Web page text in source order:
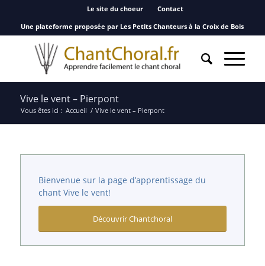
Le site du choeur
Contact
Une plateforme proposée par Les Petits Chanteurs à la Croix de Bois
Vive le vent – Pierpont
Vous êtes ici : Accueil / Vive le vent – Pierpont
Bienvenue sur la page d’apprentissage du
chant Vive le vent!
Découvrir Chantchoral